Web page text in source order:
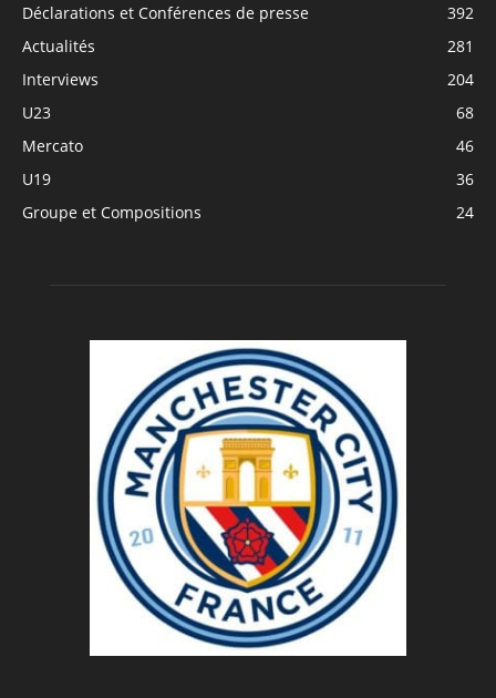
Déclarations et Conférences de presse
392
Actualités
281
Interviews
204
U23
68
Mercato
46
U19
36
Groupe et Compositions
24